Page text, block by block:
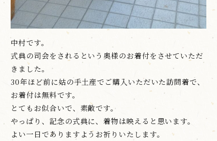
中村です。
式典の司会をされるという奥様のお着付をさせていただ
きました。
30年ほど前に姑の手土産でご購入いただいた訪問着で、
お着付は無料です。
とてもお似合いで、素敵です。
やっぱり、記念の式典に、着物は映えると思います。
よい一日でありますようお祈りいたします。